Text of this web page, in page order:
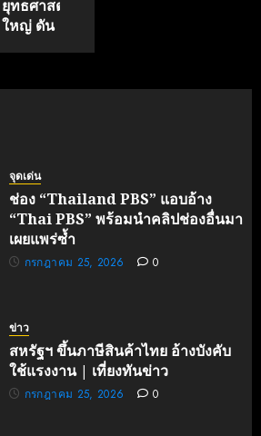
อย่าง
ยุทธศาสตร์
ใหญ่ ดัน
ฟอร์ม AI
30, 2026
0
จุดเด่น
ช่อง “Thailand PBS” แอบอ้าง
“Thai PBS” พร้อมนำคลิปช่องอื่นมา
เผยแพร่ซ้ำ
กรกฎาคม 25, 2026 0
ข่าว
สหรัฐฯ ขึ้นภาษีสินค้าไทย อ้างบังคับ
ใช้แรงงาน | เที่ยงทันข่าว
กรกฎาคม 25, 2026 0